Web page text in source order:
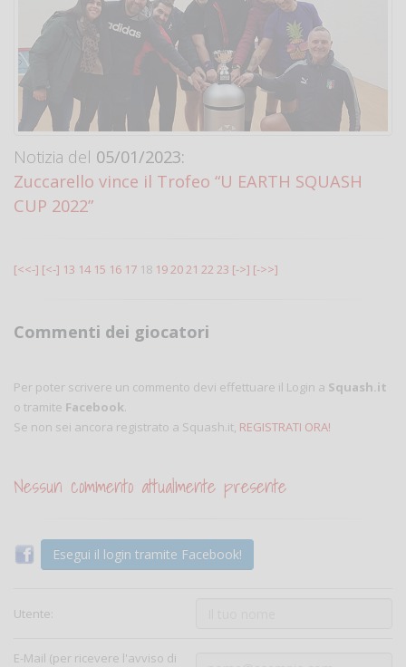
Notizia del 05/01/2023:
Zuccarello vince il Trofeo “U EARTH SQUASH
CUP 2022”
[<<-] [<-] 13 14 15 16 17 18 192021 22 23 [->] [->>]
Commenti dei giocatori
Per poter scrivere un commento devi effettuare il Login a Squash.it
o tramite Facebook.
Se non sei ancora registrato a Squash.it, REGISTRATI ORA!
Nessun commento attualmente presente
Esegui il login tramite Facebook!
Utente:
E-Mail (per ricevere l'avviso di